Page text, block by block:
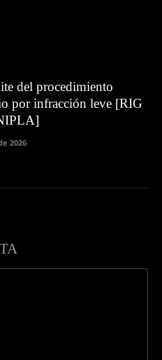
del procedimiento
por infracción leve [RIG
2026